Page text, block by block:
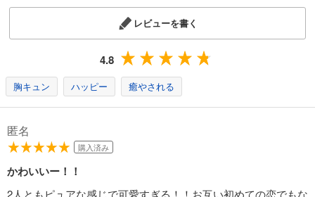
レビューを書く
4.8
胸キュン ハッピー 癒やされる
匿名
購入済み
かわいいー！！
2人ともピュアな感じで可愛すぎる！！お互い初めての恋でもな